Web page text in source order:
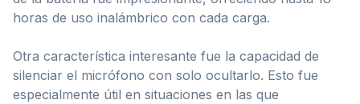
horas de uso inalámbrico con cada carga.
Otra característica interesante fue la capacidad de
silenciar el micrófono con solo ocultarlo. Esto fue
especialmente útil en situaciones en las que